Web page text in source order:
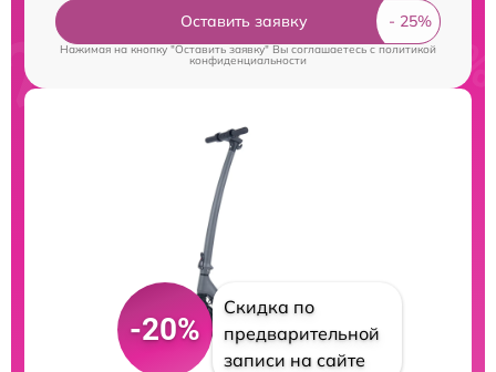
Оставить заявку
Нажимая на кнопку "Оставить заявку" Вы соглашаетесь cполитикой
конфиденциальности
-20%
Скидка по
предварительной
записи на сайте